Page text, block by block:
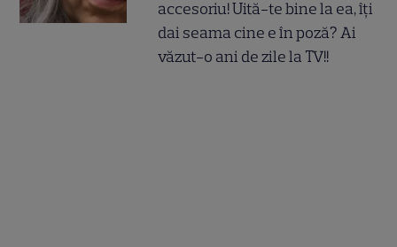
accesoriu! Uită-te bine la ea, îți
dai seama cine e în poză? Ai
văzut-o ani de zile la TV!!